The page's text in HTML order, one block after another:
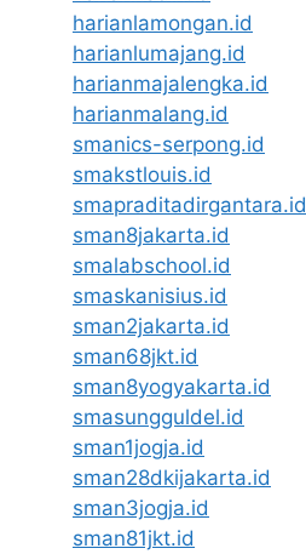
harianlamongan.id
harianlumajang.id
harianmajalengka.id
harianmalang.id
smanics-serpong.id
smakstlouis.id
smapraditadirgantara.id
sman8jakarta.id
smalabschool.id
smaskanisius.id
sman2jakarta.id
sman68jkt.id
sman8yogyakarta.id
smasungguldel.id
sman1jogja.id
sman28dkijakarta.id
sman3jogja.id
sman81jkt.id